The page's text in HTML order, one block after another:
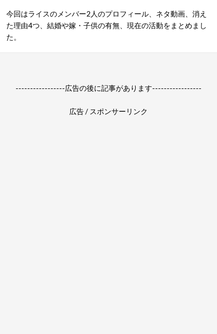
今回はライスのメンバー2人のプロフィール、ネタ動画、消え
た理由4つ、結婚や嫁・子供の有無、現在の活動をまとめまし
た。
-----------------広告の後に記事があります-----------------
広告 / スポンサーリンク